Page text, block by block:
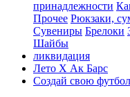
принадлежности
Прочее Рюкзаки,
Сувениры Брелоки
Шайбы
ликвидация
Лето Х Ак Барс
Создай свою